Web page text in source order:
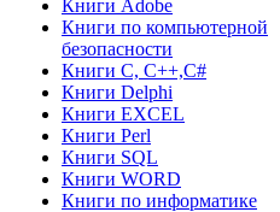
Книги Adobe
Книги по компьютерной
безопасности
Книги C, C++,С#
Книги Delphi
Книги EXCEL
Книги Perl
Книги SQL
Книги WORD
Книги по информатике